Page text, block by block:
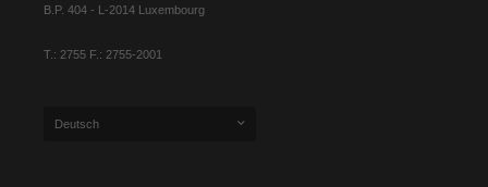
B.P. 404 - L-2014 Luxembourg
T.: 2755 F.: 2755-2001
Deutsch